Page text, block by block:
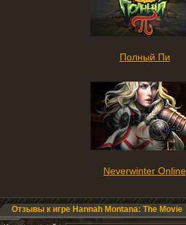
Полный Пи
Neverwinter Online
Отзывы к игре Hannah Montana: The Movie